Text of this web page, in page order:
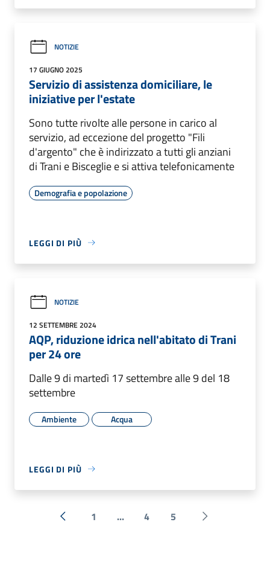
NOTIZIE
17 GIUGNO 2025
Servizio di assistenza domiciliare, le
iniziative per l'estate
Sono tutte rivolte alle persone in carico al
servizio, ad eccezione del progetto "Fili
d'argento" che è indirizzato a tutti gli anziani
di Trani e Bisceglie e si attiva telefonicamente
Demografia e popolazione
LEGGI DI PIÙ
NOTIZIE
12 SETTEMBRE 2024
AQP, riduzione idrica nell'abitato di Trani
per 24 ore
Dalle 9 di martedì 17 settembre alle 9 del 18
settembre
Ambiente Acqua
LEGGI DI PIÙ
« Precedente
1 ... 4 5 Successiva »